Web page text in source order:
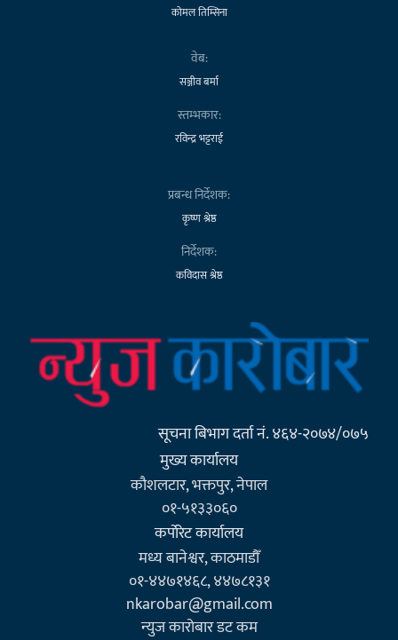
कोमल तिम्सिना
वेब:
सञ्जीव बर्मा
स्तम्भकार:
रविन्द्र भट्टराई
प्रबन्ध निर्देशक:
कृष्ण श्रेष्ठ
निर्देशक:
कविदास श्रेष्ठ
सूचना बिभाग दर्ता नं. ४६४-२०७४/०७५
मुख्य कार्यालय
कौशलटार, भक्तपुर, नेपाल
०१-५१३३०६०
कर्पाेरेट कार्यालय
मध्य बानेश्वर, काठमाडौँ
०१-४४७१४६८, ४४७८१३१
nkarobar@gmail.com
न्युज कारोबार डट कम